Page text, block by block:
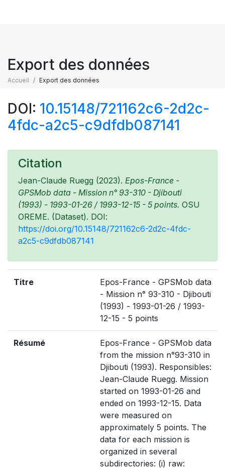
Export des données
Accueil Export des données
DOI: 10.15148/721162c6-2d2c-
4fdc-a2c5-c9dfdb087141
Citation
Jean-Claude Ruegg (2023). Epos-France -
GPSMob data - Mission n° 93-310 - Djibouti
(1993) - 1993-01-26 / 1993-12-15 - 5 points. OSU
OREME. (Dataset). DOI:
https://doi.org/10.15148/721162c6-2d2c-4fdc-
a2c5-c9dfdb087141
Titre
Epos-France - GPSMob data
- Mission n° 93-310 - Djibouti
(1993) - 1993-01-26 / 1993-
12-15 - 5 points
Résumé
Epos-France - GPSMob data
from the mission n°93-310 in
Djibouti (1993). Responsibles:
Jean-Claude Ruegg. Mission
started on 1993-01-26 and
ended on 1993-12-15. Data
were measured on
approximately 5 points. The
data for each mission is
organized in several
subdirectories: (i) raw: